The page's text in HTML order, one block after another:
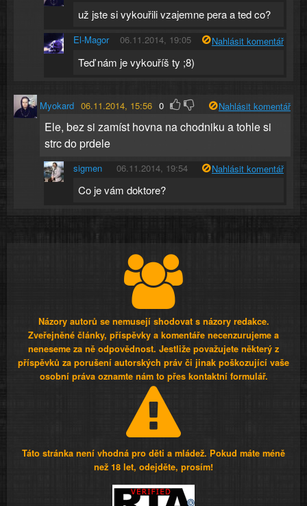
už jste si vykouřili vzajemne pera a ted co?
El-Magor 06.11.2014, 19:05 Nahlásit komentář
Teď nám je vykouříš ty ;8)
Myokard 06.11.2014, 15:56 0 Nahlásit komentář
Ele, bez si zamíst hovna na chodniku a tohle si
strc do prdele
sigmen 06.11.2014, 19:54 Nahlásit komentář
Co je vám doktore?
Názory autorů se nemusejí shodovat s názory redakce.
Zveřejněné články, příspěvky a komentáře necenzurujeme a
neneseme za ně odpovědnost. Jestliže považujete některý z
příspěvků za porušení autorských práv či jinak poškozující vaše
osobní práva oznamte nám to přes kontaktní formulář.
Táto stránka není vhodná pro děti a mládež. Pokud máte méně
než 18 let, odejděte, prosím!